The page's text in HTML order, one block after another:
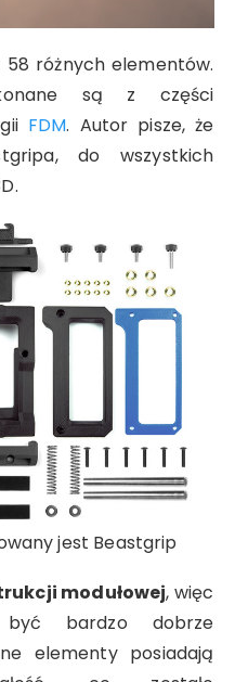
różnych elementów.
są z części
FDM. Autor pisze, że
do wszystkich
jest Beastgrip
modułowej, więc
bardzo dobrze
elementy posiadają